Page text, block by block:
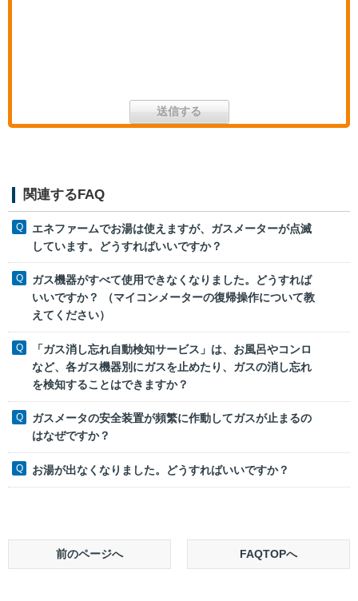
関連するFAQ
エネファームでお湯は使えますが、ガスメーターが点滅
しています。どうすればいいですか？
ガス機器がすべて使用できなくなりました。どうすれば
いいですか？ （マイコンメーターの復帰操作について教
えてください）
「ガス消し忘れ自動検知サービス」は、お風呂やコンロ
など、各ガス機器別にガスを止めたり、ガスの消し忘れ
を検知することはできますか？
ガスメータの安全装置が頻繁に作動してガスが止まるの
はなぜですか？
お湯が出なくなりました。どうすればいいですか？
前のページへ FAQTOPへ